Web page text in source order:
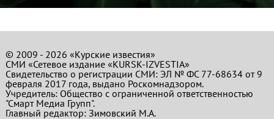
© 2009 - 2026 «Курские известия»
СМИ «Сетевое издание «KURSK-IZVESTIA»
Свидетельство о регистрации СМИ: ЭЛ № ФС 77-68634 от 9
февраля 2017 года, выдано Роскомнадзором.
Учредитель: Общество с ограниченной ответственностью
"Смарт Медиа Групп".
Главный редактор:Зимовский М.А.